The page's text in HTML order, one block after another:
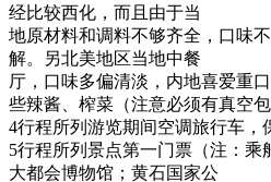
经比较西化，而且由于当
地原材料和调料不够齐全，口味
解。另北美地区当地中餐
厅，口味多偏清淡，内地喜爱重
些辣酱、榨菜（注意必须有真空包
4行程所列游览期间空调旅行车，
5行程所列景点第一门票（注：乘
大都会博物馆；黄石国家公